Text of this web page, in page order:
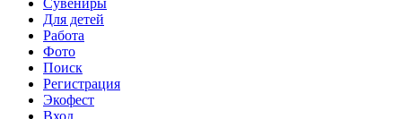
Сувениры
Для детей
Работа
Фото
Поиск
Регистрация
Экофест
Вход